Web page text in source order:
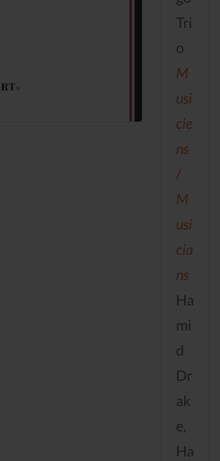
Tri
o
M
usi
cie
ns
/
M
usi
cia
ns
Ha
mi
d
Dr
ak
e,
Ha